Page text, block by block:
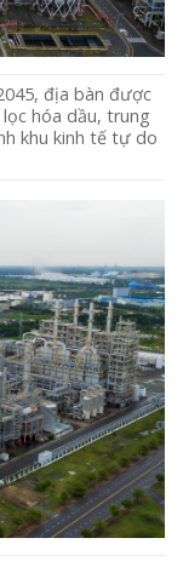
địa bàn được
hóa dầu, trung
khu kinh tế tự do